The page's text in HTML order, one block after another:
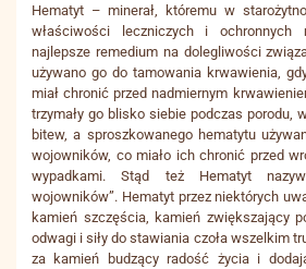
Hematyt – minerał, któremu w
właściwości leczniczych i
najlepsze remedium na dolegliwości
używano go do tamowania krwawienia,
miał chronić przed nadmiernym
trzymały go blisko siebie podczas porodu,
bitew, a sproszkowanego hematytu
wojowników, co miało ich chronić przed
wypadkami. Stąd też Hematyt
wojowników”. Hematyt przez niektórych
kamień szczęścia, kamień zwiększający
odwagi i siły do stawiania czoła wszelkim
za kamień budzący radość życia i